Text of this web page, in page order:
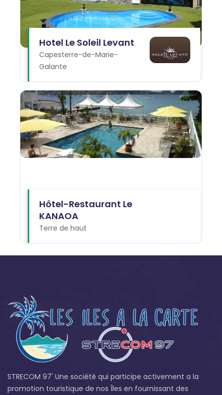
Hotel Le Soleil Levant
Capesterre-de-Marie-
Galante
Hôtel-Restaurant Le
KANAOA
Terre de haut
STRECOM 97' Une société qui participe activement a la
promotion touristique de nos Îles en fournissant des